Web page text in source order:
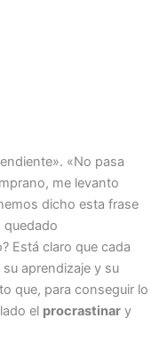
«No pasa
me levanto
dicho esta frase
quedado
Está claro que cada
aprendizaje y su
que, para conseguir lo
el procrastinar y